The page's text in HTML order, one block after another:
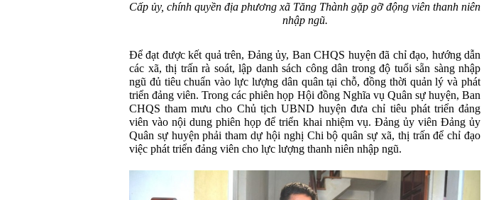
Cấp ủy, chính quyền địa phương xã Tăng Thành gặp gỡ động viên thanh niên
nhập ngũ.
Để đạt được kết quả trên, Đảng ủy, Ban CHQS huyện đã chỉ đạo, hướng dẫn
các xã, thị trấn rà soát, lập danh sách công dân trong độ tuổi sẵn sàng nhập
ngũ đủ tiêu chuẩn vào lực lượng dân quân tại chỗ, đồng thời quản lý và phát
triển đảng viên. Trong các phiên họp Hội đồng Nghĩa vụ Quân sự huyện, Ban
CHQS tham mưu cho Chủ tịch UBND huyện đưa chỉ tiêu phát triển đảng
viên vào nội dung phiên họp để triển khai nhiệm vụ. Đảng ủy viên Đảng ủy
Quân sự huyện phải tham dự hội nghị Chi bộ quân sự xã, thị trấn để chỉ đạo
việc phát triển đảng viên cho lực lượng thanh niên nhập ngũ.